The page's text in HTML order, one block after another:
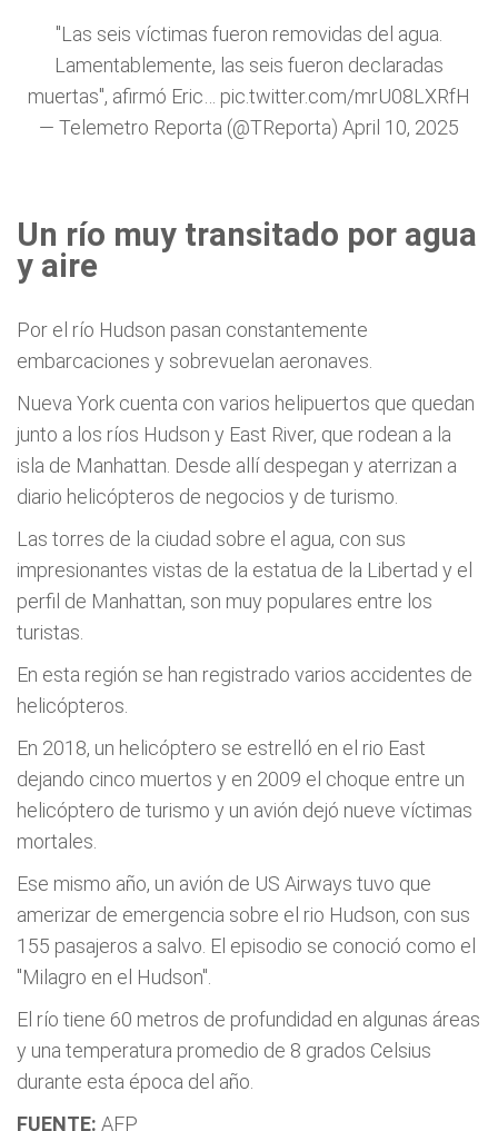
"Las seis víctimas fueron removidas del agua.
Lamentablemente, las seis fueron declaradas
muertas", afirmó Eric… pic.twitter.com/mrU08LXRfH
— Telemetro Reporta (@TReporta) April 10, 2025
Un río muy transitado por agua
y aire
Por el río Hudson pasan constantemente
embarcaciones y sobrevuelan aeronaves.
Nueva York cuenta con varios helipuertos que quedan
junto a los ríos Hudson y East River, que rodean a la
isla de Manhattan. Desde allí despegan y aterrizan a
diario helicópteros de negocios y de turismo.
Las torres de la ciudad sobre el agua, con sus
impresionantes vistas de la estatua de la Libertad y el
perfil de Manhattan, son muy populares entre los
turistas.
En esta región se han registrado varios accidentes de
helicópteros.
En 2018, un helicóptero se estrelló en el rio East
dejando cinco muertos y en 2009 el choque entre un
helicóptero de turismo y un avión dejó nueve víctimas
mortales.
Ese mismo año, un avión de US Airways tuvo que
amerizar de emergencia sobre el rio Hudson, con sus
155 pasajeros a salvo. El episodio se conoció como el
"Milagro en el Hudson".
El río tiene 60 metros de profundidad en algunas áreas
y una temperatura promedio de 8 grados Celsius
durante esta época del año.
FUENTE: AFP